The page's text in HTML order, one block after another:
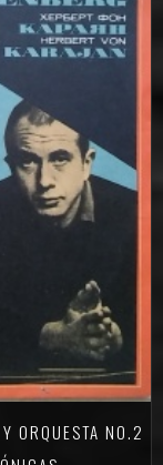
ORQUESTA NO.2